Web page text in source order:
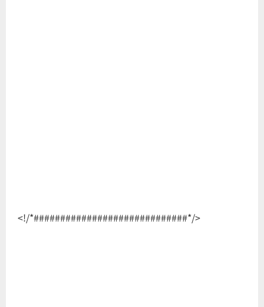
<!/*#############################*/>